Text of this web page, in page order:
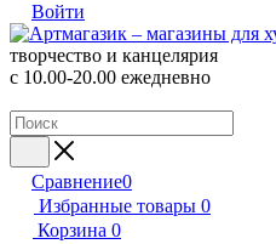
Войти
творчество и канцелярия
с 10.00-20.00 ежедневно
Сравнение0
Избранные товары 0
Корзина 0